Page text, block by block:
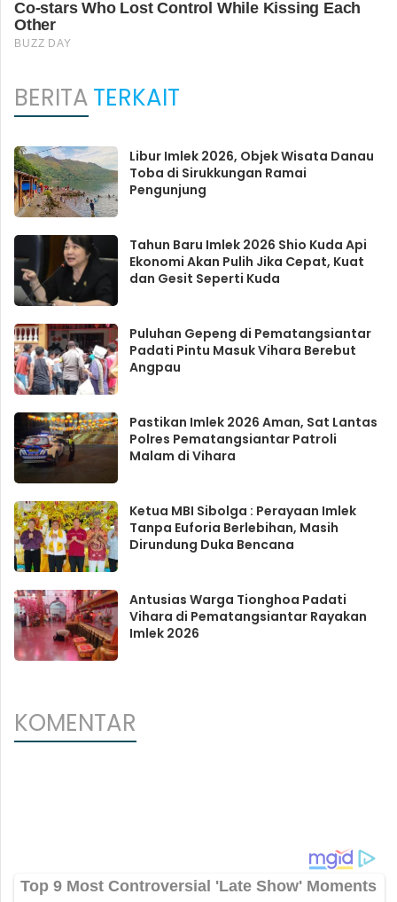
BERITATERKAIT
Libur Imlek 2026, Objek Wisata Danau
Toba di Sirukkungan Ramai
Pengunjung
Tahun Baru Imlek 2026 Shio Kuda Api
Ekonomi Akan Pulih Jika Cepat, Kuat
dan Gesit Seperti Kuda
Puluhan Gepeng di Pematangsiantar
Padati Pintu Masuk Vihara Berebut
Angpau
Pastikan Imlek 2026 Aman, Sat Lantas
Polres Pematangsiantar Patroli
Malam di Vihara
Ketua MBI Sibolga : Perayaan Imlek
Tanpa Euforia Berlebihan, Masih
Dirundung Duka Bencana
Antusias Warga Tionghoa Padati
Vihara di Pematangsiantar Rayakan
Imlek 2026
KOMENTAR